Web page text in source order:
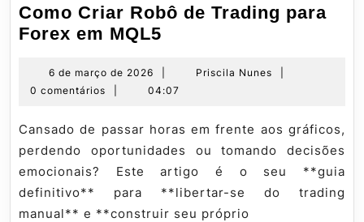
Como Criar Robô de Trading para
Forex em MQL5
Robô
de
para
Forex
em
MQL5
6 de março de 2026
de
de
2026
Priscila Nunes
0 comentários
04:07
Cansado de passar horas em frente aos gráficos,
perdendo oportunidades ou tomando decisões
emocionais? Este artigo é o seu **guia
definitivo** para **libertar-se do trading
manual** e **construir seu próprio